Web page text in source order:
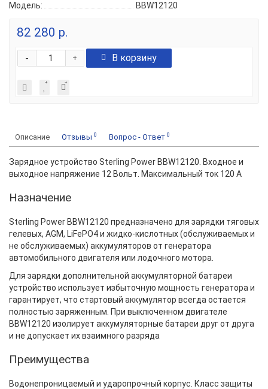
Модель:
BBW12120
82 280 р.
+
- В корзину
Описание Отзывы 0 Вопрос - Ответ 0
Зарядное устройство Sterling Power BBW12120. Входное и
выходное напряжение 12 Вольт. Максимальный ток 120 А
Назначение
Sterling Power BBW12120 предназначено для зарядки тяговых
гелевых, AGM, LiFePO4 и жидко-кислотных (обслуживаемых и
не обслуживаемых) аккумуляторов от генератора
автомобильного двигателя или лодочного мотора.
Для зарядки дополнительной аккумуляторной батареи
устройство использует избыточную мощность генератора и
гарантирует, что стартовый аккумулятор всегда остается
полностью заряженным. При выключенном двигателе
BBW12120 изолирует аккумуляторные батареи друг от друга
и не допускает их взаимного разряда
Преимущества
Водонепроницаемый и ударопрочный корпус. Класс защиты